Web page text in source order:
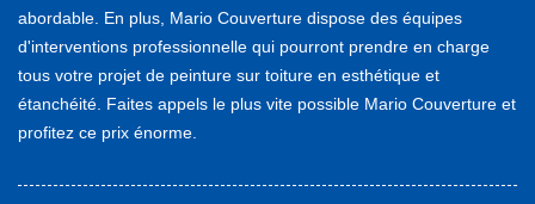
abordable. En plus, Mario Couverture dispose des équipes
d'interventions professionnelle qui pourront prendre en charge
tous votre projet de peinture sur toiture en esthétique et
étanchéité. Faites appels le plus vite possible Mario Couverture et
profitez ce prix énorme.